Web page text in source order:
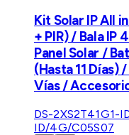
Kit Solar IP All
+ PIR) / Bala IP
Panel Solar /
(Hasta 11 Días)
Vías /
DS-2XS2T41G1-
ID/4G/C05S07